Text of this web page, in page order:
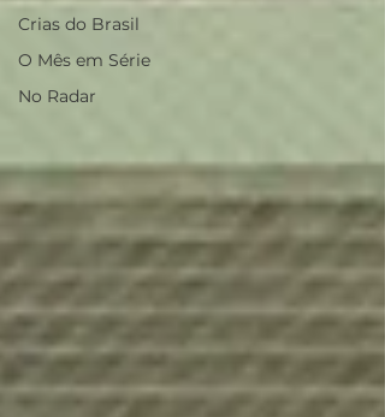
Crias do Brasil
O Mês em Série
No Radar